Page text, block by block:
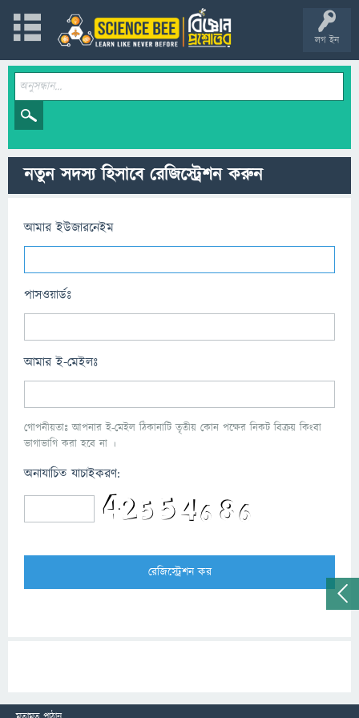
লগ ইন
নতুন সদস্য হিসাবে রেজিস্ট্রেশন করুন
আমার ইউজারনেইম
পাসওয়ার্ডঃ
আমার ই-মেইলঃ
গোপনীয়তাঃ আপনার ই-মেইল ঠিকানাটি তৃতীয় কোন পক্ষের নিকট বিক্রয় কিংবা
ভাগাভাগি করা হবে না ।
অনাযাচিত যাচাইকরণ: